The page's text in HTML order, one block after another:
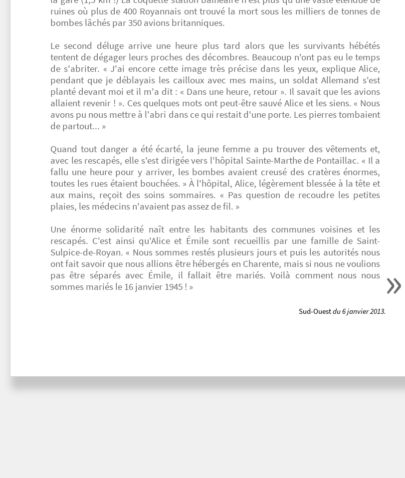
ruines où plus de 400 Royannais ont trouvé la mort sous les milliers de tonnes de
bombes lâchés par 350 avions britanniques.
Le second déluge arrive une heure plus tard alors que les survivants hébétés
tentent de dégager leurs proches des décombres. Beaucoup n'ont pas eu le temps
de s'abriter. « J'ai encore cette image très précise dans les yeux, explique Alice,
pendant que je déblayais les cailloux avec mes mains, un soldat Allemand s'est
planté devant moi et il m'a dit : « Dans une heure, retour ». Il savait que les avions
allaient revenir ! ». Ces quelques mots ont peut-être sauvé Alice et les siens. « Nous
avons pu nous mettre à l'abri dans ce qui restait d'une porte. Les pierres tombaient
de partout... »
Quand tout danger a été écarté, la jeune femme a pu trouver des vêtements et,
avec les rescapés, elle s'est dirigée vers l'hôpital Sainte-Marthe de Pontaillac. « Il a
fallu une heure pour y arriver, les bombes avaient creusé des cratères énormes,
toutes les rues étaient bouchées. » À l'hôpital, Alice, légèrement blessée à la tête et
aux mains, reçoit des soins sommaires. « Pas question de recoudre les petites
plaies, les médecins n'avaient pas assez de fil. »
Une énorme solidarité naît entre les habitants des communes voisines et les
rescapés. C'est ainsi qu'Alice et Émile sont recueillis par une famille de Saint-
Sulpice-de-Royan. « Nous sommes restés plusieurs jours et puis les autorités nous
ont fait savoir que nous allions être hébergés en Charente, mais si nous ne voulions
pas être séparés avec Émile, il fallait être mariés. Voilà comment nous nous
sommes mariés le 16 janvier 1945 ! »
Sud-Ouestdu 6 janvier 2013.